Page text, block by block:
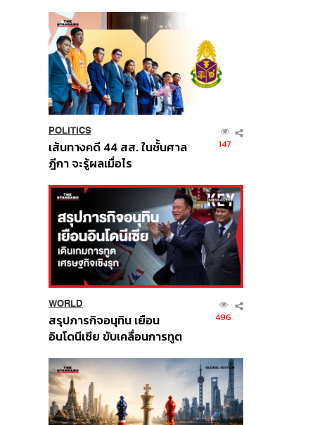
POLITICS
เส้นทางคดี 44 สส. ในชั้นศาล
ฎีกา จะรู้ผลเมื่อไร
147
WORLD
สรุปภารกิจอนุทิน เยือน
อินโดนีเซีย ขับเคลื่อนการทูต
ส่วนยุทธศาสตร์ไทย –
อินโดนีเซีย
496